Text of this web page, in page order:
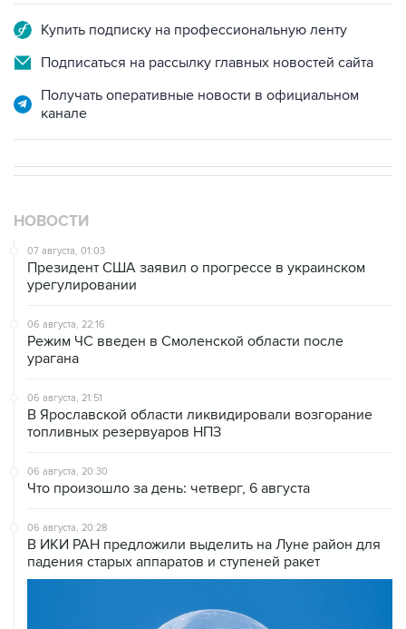
Купить подписку на профессиональную ленту
Подписаться на рассылку главных новостей сайта
Получать оперативные новости в официальном
канале
НОВОСТИ
07 августа, 01:03
Президент США заявил о прогрессе в украинском
урегулировании
06 августа, 22:16
Режим ЧС введен в Смоленской области после
урагана
06 августа, 21:51
В Ярославской области ликвидировали возгорание
топливных резервуаров НПЗ
06 августа, 20:30
Что произошло за день: четверг, 6 августа
06 августа, 20:28
В ИКИ РАН предложили выделить на Луне район для
падения старых аппаратов и ступеней ракет